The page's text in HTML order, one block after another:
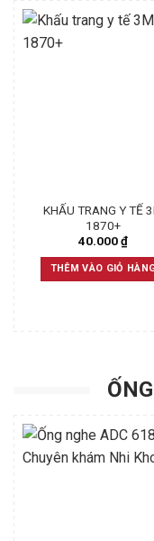
KHẤU TRANG Y TẾ 3M
1870+
40.000₫
THÊM VÀO GIỎ